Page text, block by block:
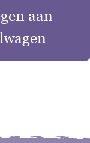
aan